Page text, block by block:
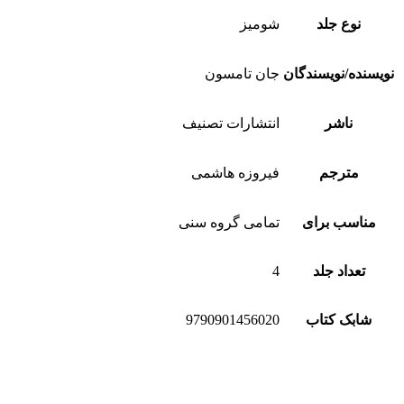
نوع جلد شومیز
نویسنده/نویسندگان جان تامسون
ناشر انتشارات تصنیف
مترجم فیروزه هاشمی
مناسب برای تمامی گروه سنی
تعداد جلد 4
شابک کتاب 9790901456020